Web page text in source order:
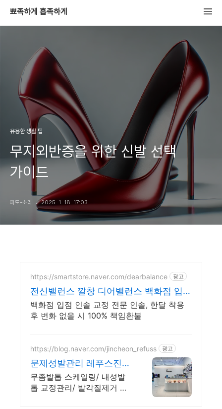
뾰족하게 흡족하게
유용한 생활 팁
무지외반증을 위한 신발 선택
가이드
파도-소리 2025. 1. 18. 17:03
https://smartstore.naver.com/dearbalance 광고
전신밸런스 깔창 디어밸런스 백화점 입점
전신 교정 인솔
백화점 입점 인솔 교정 전문 인솔, 한달 착용
후 변화 없을 시 100% 책임환불
https://blog.naver.com/jincheon_refuss 광고
문제성발관리 레푸스진천
혁신점
무좀발톱 스케일링/ 내성발
톱 교정관리/ 발각질제거 스